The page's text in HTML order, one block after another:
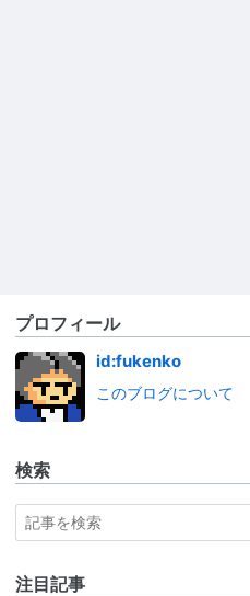
プロフィール
id:fukenko
このブログについて
検索
注目記事